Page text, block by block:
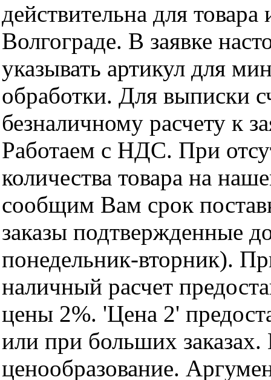
действительна для
Волгограде. В заявке
указывать артикул для
обработки. Для выписки
безналичному расчету к
Работаем с НДС. При
количества товара на
сообщим Вам срок
заказы подтвержденные
понедельник-вторник).
наличный расчет
цены 2%. 'Цена 2'
или при больших
ценообразование.